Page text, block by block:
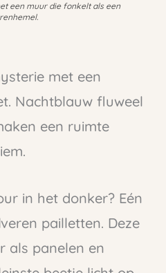
een muur die fonkelt als een
met een
Nachtblauw fluweel
een ruimte
in het donker? Eén
pailletten. Deze
als panelen en